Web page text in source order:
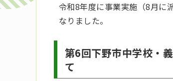
令和8年度に事業実施（8月に
なりました。
第6回下野市中学校・
て